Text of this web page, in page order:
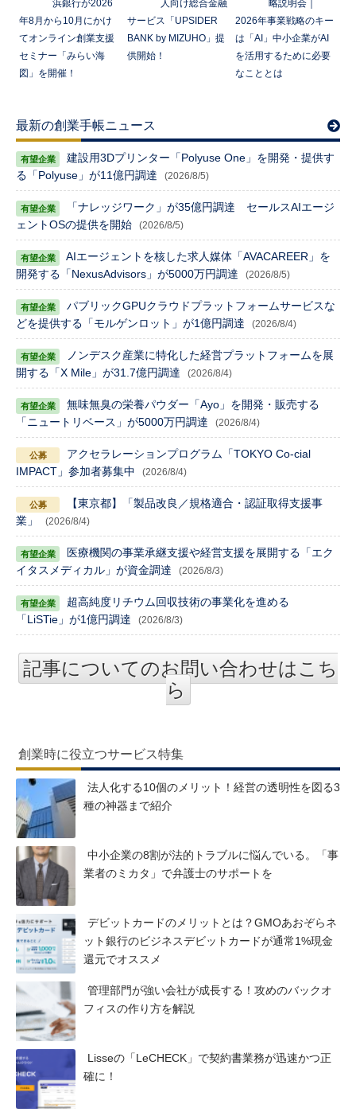
浜銀行が2026
年8月から10月にかけ
てオンライン創業支援
セミナー「みらい海
図」を開催！
人向け総合金融
サービス「UPSIDER
BANK by MIZUHO」提
供開始！
略説明会｜
2026年事業戦略のキー
は「AI」中小企業がAI
を活用するために必要
なこととは
最新の創業手帳ニュース
建設用3Dプリンター「Polyuse One」を開発・提供す
る「Polyuse」が11億円調達
(2026/8/5)
「ナレッジワーク」が35億円調達 セールスAIエージ
ェントOSの提供を開始
(2026/8/5)
AIエージェントを核した求人媒体「AVACAREER」を
開発する「NexusAdvisors」が5000万円調達
(2026/8/5)
パブリックGPUクラウドプラットフォームサービスな
どを提供する「モルゲンロット」が1億円調達
(2026/8/4)
ノンデスク産業に特化した経営プラットフォームを展
開する「X Mile」が31.7億円調達
(2026/8/4)
無味無臭の栄養パウダー「Ayo」を開発・販売する
「ニュートリベース」が5000万円調達
(2026/8/4)
アクセラレーションプログラム「TOKYO Co-cial
IMPACT」参加者募集中
(2026/8/4)
【東京都】「製品改良／規格適合・認証取得支援事
業」
(2026/8/4)
医療機関の事業承継支援や経営支援を展開する「エク
イタスメディカル」が資金調達
(2026/8/3)
超高純度リチウム回収技術の事業化を進める
「LiSTie」が1億円調達
(2026/8/3)
記事についてのお問い合わせはこち
ら
創業時に役立つサービス特集
法人化する10個のメリット！経営の透明性を図る3
種の神器まで紹介
中小企業の8割が法的トラブルに悩んでいる。「事
業者のミカタ」で弁護士のサポートを
デビットカードのメリットとは？GMOあおぞらネ
ット銀行のビジネスデビットカードが通常1%現金
還元でオススメ
管理部門が強い会社が成長する！攻めのバックオ
フィスの作り方を解説
Lisseの「LeCHECK」で契約書業務が迅速かつ正
確に！